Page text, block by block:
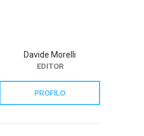
Davide Morelli
EDITOR
PROFILO